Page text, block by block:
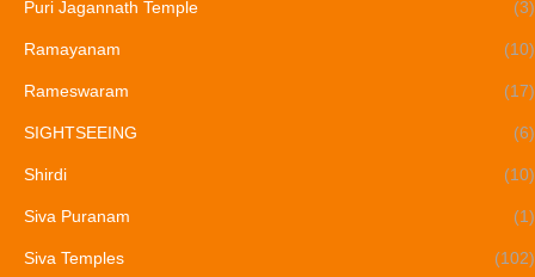
Puri Jagannath Temple (3)
Ramayanam (10)
Rameswaram (17)
SIGHTSEEING (6)
Shirdi (10)
Siva Puranam (1)
Siva Temples (102)